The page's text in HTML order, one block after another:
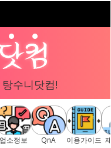
수니닷컴!
업소정보 QnA 이용가이드